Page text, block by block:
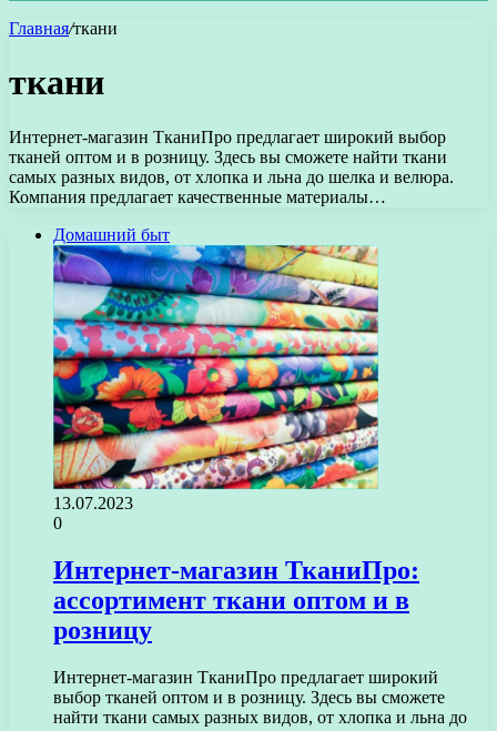
Главная/ткани
ткани
Интернет-магазин ТканиПро предлагает широкий выбор
тканей оптом и в розницу. Здесь вы сможете найти ткани
самых разных видов, от хлопка и льна до шелка и велюра.
Компания предлагает качественные материалы…
Домашний быт
13.07.2023
0
Интернет-магазин ТканиПро:
ассортимент ткани оптом и в
розницу
Интернет-магазин ТканиПро предлагает широкий
выбор тканей оптом и в розницу. Здесь вы сможете
найти ткани самых разных видов, от хлопка и льна до